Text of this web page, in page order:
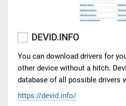
DEVID.INFO
You can download drivers for
other device without a hitch.
database of all possible drivers
trouble-free operation of PC
https://devid.info/